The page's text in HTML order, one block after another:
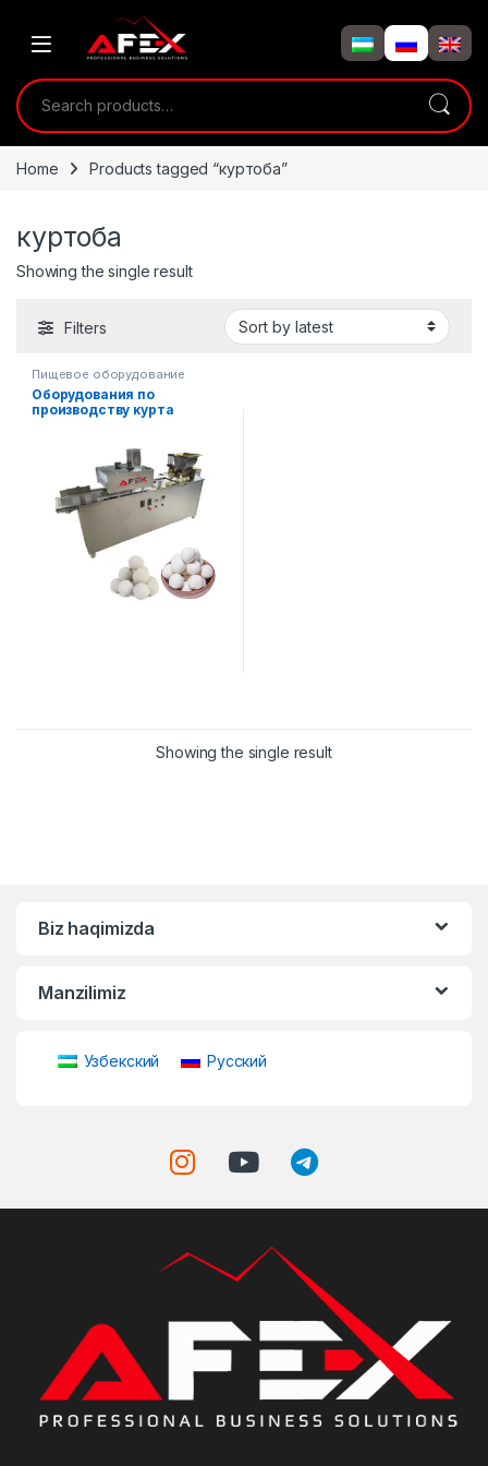
Search for:
Home Products tagged “куртоба”
куртоба
Showing the single result
Filters
Пищевое оборудование
Оборудования по
производству курта
Showing the single result
Biz haqimizda
Manzilimiz
Узбекский Русский